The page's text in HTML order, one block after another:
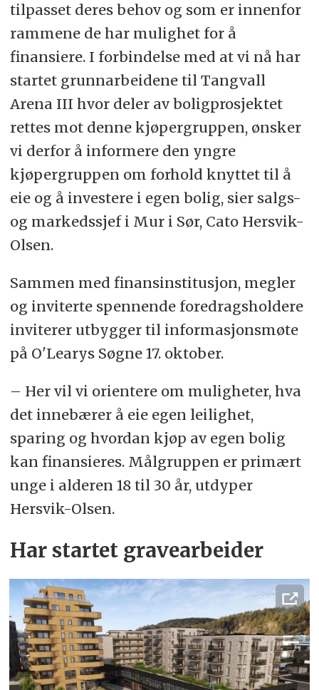
tilpasset deres behov og som er innenfor
rammene de har mulighet for å
finansiere. I forbindelse med at vi nå har
startet grunnarbeidene til Tangvall
Arena III hvor deler av boligprosjektet
rettes mot denne kjøpergruppen, ønsker
vi derfor å informere den yngre
kjøpergruppen om forhold knyttet til å
eie og å investere i egen bolig, sier salgs-
og markedssjef i Mur i Sør, Cato Hersvik-
Olsen.
Sammen med finansinstitusjon, megler
og inviterte spennende foredragsholdere
inviterer utbygger til informasjonsmøte
på O'Learys Søgne 17. oktober.
– Her vil vi orientere om muligheter, hva
det innebærer å eie egen leilighet,
sparing og hvordan kjøp av egen bolig
kan finansieres. Målgruppen er primært
unge i alderen 18 til 30 år, utdyper
Hersvik-Olsen.
Har startet gravearbeider